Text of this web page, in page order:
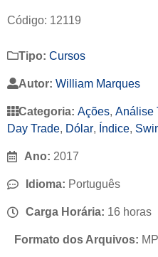
Código: 12119
Tipo: Cursos
Autor: William Marques
Categoria: Ações, Análise
Day Trade, Dólar, Índice,
Ano: 2017
Idioma: Português
Carga Horária: 16 horas
Formato dos Arquivos: